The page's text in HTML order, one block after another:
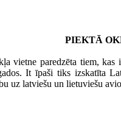
PIEKTĀ
vietne paredzēta tiem, kas
It īpaši tiks izskatīta
uz latviešu un lietuviešu